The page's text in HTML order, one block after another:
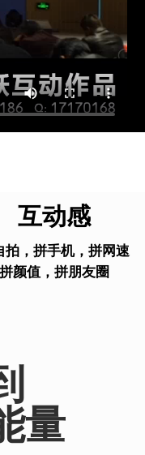
互动感
拍，拼手机，拼网速
拼颜值，拼朋友圈
量